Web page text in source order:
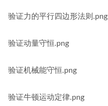
验证力的平行四边形法则.png
验证动量守恒.png
验证机械能守恒.png
验证牛顿运动定律.png